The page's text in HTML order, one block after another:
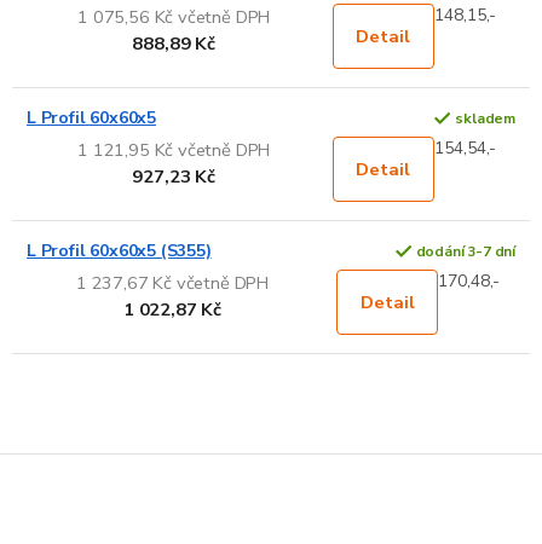
1 075,56 Kč včetně DPH
888,89 Kč
Detail
148,15,-
L Profil 60x60x5 skladem
1 121,95 Kč včetně DPH
927,23 Kč
Detail
154,54,-
L Profil 60x60x5 (S355) dodání 3-7 dní
1 237,67 Kč včetně DPH
1 022,87 Kč
Detail
170,48,-